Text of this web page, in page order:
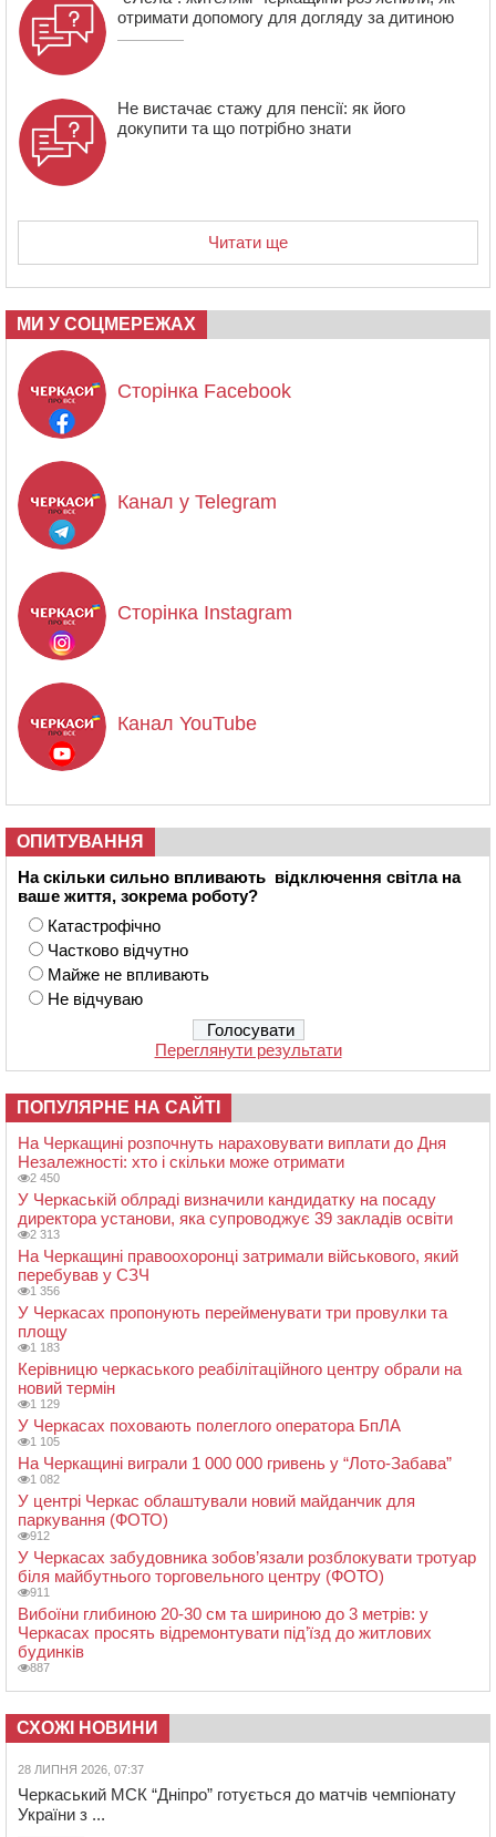
отримати допомогу для догляду за дитиною
Не вистачає стажу для пенсії: як його
докупити та що потрібно знати
Читати ще
МИ У СОЦМЕРЕЖАХ
Сторінка Facebook
Канал у Telegram
Сторінка Instagram
Канал YouTube
ОПИТУВАННЯ
На скільки сильно впливають відключення світла на
ваше життя, зокрема роботу?
Катастрофічно
Частково відчутно
Майже не впливають
Не відчуваю
Переглянути результати
ПОПУЛЯРНЕ НА САЙТІ
На Черкащині розпочнуть нараховувати виплати до Дня
Незалежності: хто і скільки може отримати
2 450
У Черкаській облраді визначили кандидатку на посаду
директора установи, яка супроводжує 39 закладів освіти
2 313
На Черкащині правоохоронці затримали військового, який
перебував у СЗЧ
1 356
У Черкасах пропонують перейменувати три провулки та
площу
1 183
Керівницю черкаського реабілітаційного центру обрали на
новий термін
1 129
У Черкасах поховають полеглого оператора БпЛА
1 105
На Черкащині виграли 1 000 000 гривень у “Лото-Забава”
1 082
У центрі Черкас облаштували новий майданчик для
паркування (ФОТО)
912
У Черкасах забудовника зобов’язали розблокувати тротуар
біля майбутнього торговельного центру (ФОТО)
911
Вибоїни глибиною 20-30 см та шириною до 3 метрів: у
Черкасах просять відремонтувати під’їзд до житлових
будинків
887
СХОЖІ НОВИНИ
28 ЛИПНЯ 2026, 07:37
Черкаський МСК “Дніпро” готується до матчів чемпіонату
України з ...